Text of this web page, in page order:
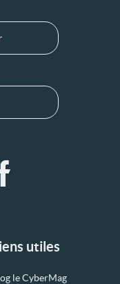
utiles
le CyberMag